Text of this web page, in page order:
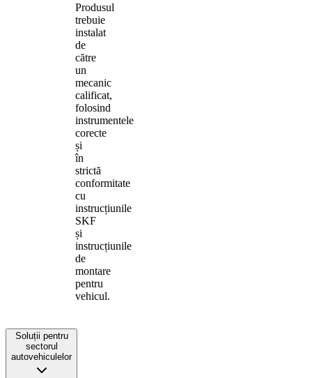
Produsul
trebuie
instalat
de
către
un
mecanic
calificat,
folosind
instrumentele
corecte
și
în
strictă
conformitate
cu
instrucțiunile
SKF
și
instrucțiunile
de
montare
pentru
vehicul.
Soluții pentru
sectorul
autovehiculelor